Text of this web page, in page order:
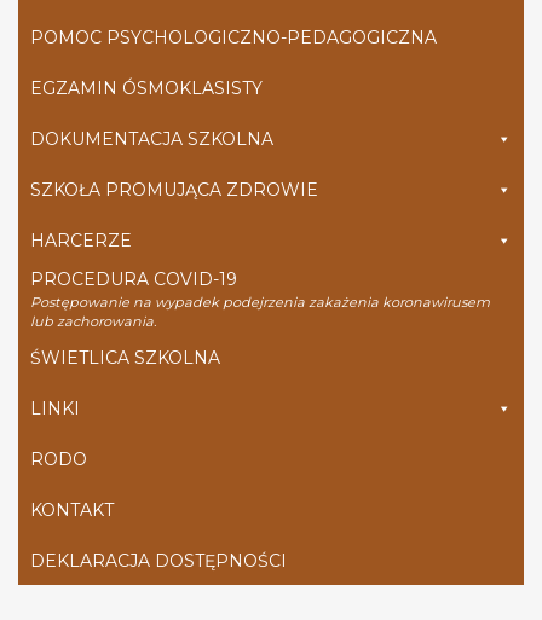
POMOC PSYCHOLOGICZNO-PEDAGOGICZNA
EGZAMIN ÓSMOKLASISTY
DOKUMENTACJA SZKOLNA
SZKOŁA PROMUJĄCA ZDROWIE
HARCERZE
PROCEDURA COVID-19
Postępowanie na wypadek podejrzenia zakażenia koronawirusem
lub zachorowania.
ŚWIETLICA SZKOLNA
LINKI
RODO
KONTAKT
DEKLARACJA DOSTĘPNOŚCI